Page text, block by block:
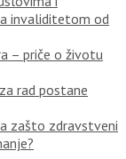
invaliditetom od
– priče o životu
rad postane
zašto zdravstveni